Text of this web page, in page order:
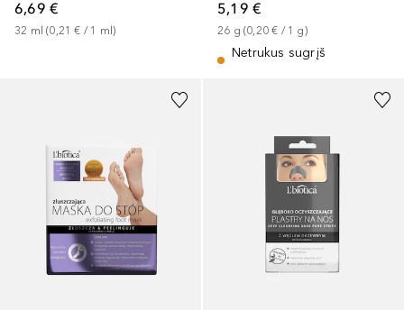
6,69 €
32 ml (0,21 € / 1 ml)
5,19 €
26 g (0,20 € / 1 g)
Netrukus sugrįš